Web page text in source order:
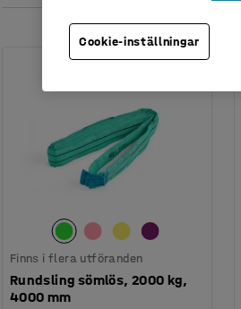
Finns i flera utföranden
Rundsling sömlös, 2000 kg,
4000 mm
Cookie-inställningar